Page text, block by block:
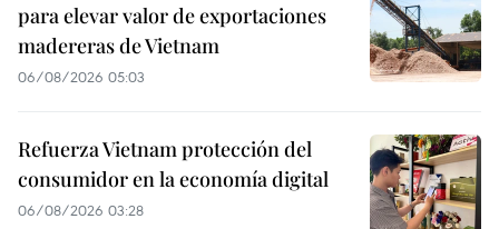
para elevar valor de exportaciones
madereras de Vietnam
06/08/2026 05:03
Refuerza Vietnam protección del
consumidor en la economía digital
06/08/2026 03:28